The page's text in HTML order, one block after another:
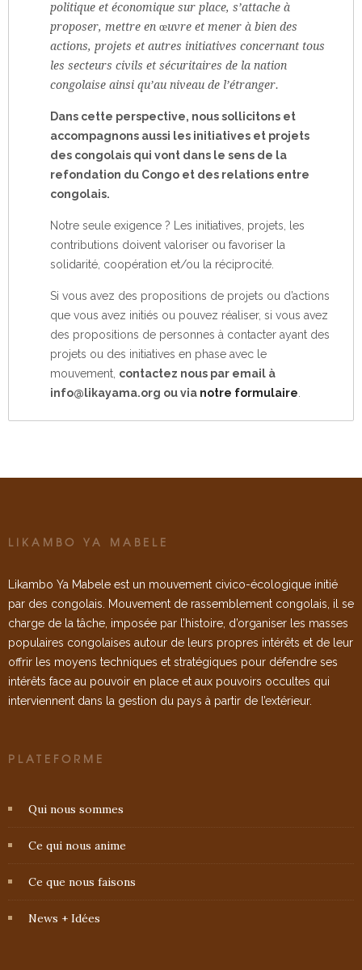
politique et économique sur place, s’attache à
proposer, mettre en œuvre et mener à bien des
actions, projets et autres initiatives concernant tous
les secteurs civils et sécuritaires de la nation
congolaise ainsi qu’au niveau de l’étranger.
Dans cette perspective, nous sollicitons et
accompagnons aussi les initiatives et projets
des congolais qui vont dans le sens de la
refondation du Congo et des relations entre
congolais.
Notre seule exigence ? Les initiatives, projets, les
contributions doivent valoriser ou favoriser la
solidarité, coopération et/ou la réciprocité.
Si vous avez des propositions de projets ou d’actions
que vous avez initiés ou pouvez réaliser, si vous avez
des propositions de personnes à contacter ayant des
projets ou des initiatives en phase avec le
mouvement, contactez nous par email à
info@likayama.org ou via notre formulaire
LIKAMBO YA MABELE
Likambo Ya Mabele est un mouvement civico-écologique initié
par des congolais. Mouvement de rassemblement congolais, il se
charge de la tâche, imposée par l’histoire, d’organiser les masses
populaires congolaises autour de leurs propres intérêts et de leur
offrir les moyens techniques et stratégiques pour défendre ses
intérêts face au pouvoir en place et aux pouvoirs occultes qui
interviennent dans la gestion du pays à partir de l’extérieur.
PLATEFORME
Qui nous sommes
Ce qui nous anime
Ce que nous faisons
News + Idées